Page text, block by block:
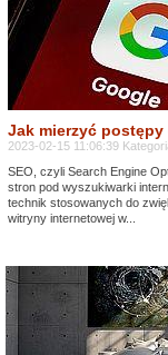
Jak mierzyć postępy
2023-02-15 11:06:39
SEO, czyli Search Engine
stron pod wyszukiwarki
technik stosowanych do
witryny internetowej w...